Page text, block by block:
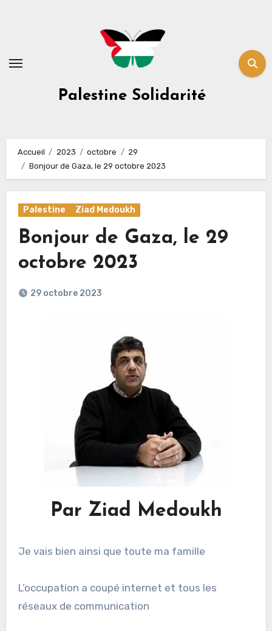
Palestine Solidarité
Accueil 2023 octobre
29
Bonjour de Gaza, le 29 octobre 2023
Palestine Ziad Medoukh
Bonjour de Gaza, le 29
octobre 2023
29 octobre 2023
Par Ziad Medoukh
Je vais bien ainsi que toute ma famille
L’occupation a coupé internet et tous les
réseaux de communication